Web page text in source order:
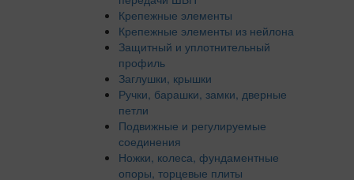
Крепежные элементы
Крепежные элементы из нейлона
Защитный и уплотнительный
профиль
Заглушки, крышки
Ручки, барашки, замки, дверные
петли
Подвижные и регулируемые
соединения
Ножки, колеса, фундаментные
опоры, торцевые плиты